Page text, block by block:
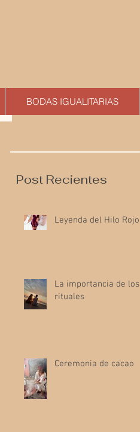
Post Recientes
Leyenda del Hilo Rojo
La importancia de los
rituales
Ceremonia de cacao
BODAS IGUALITARIAS